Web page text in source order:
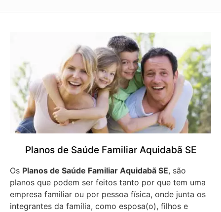
Planos de Saúde Familiar Aquidabã SE
Os Planos de Saúde Familiar Aquidabã SE, são
planos que podem ser feitos tanto por que tem uma
empresa familiar ou por pessoa física, onde junta os
integrantes da família, como esposa(o), filhos e